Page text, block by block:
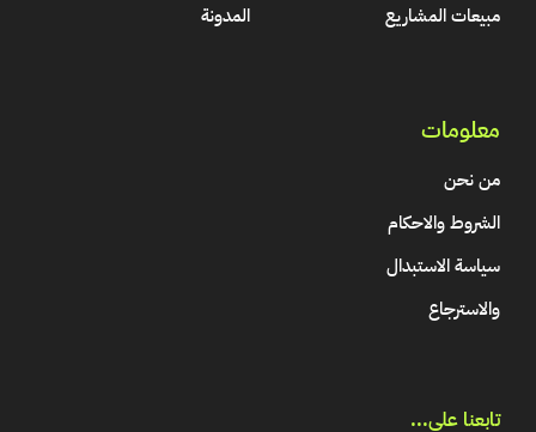
مبيعات المشاريع
المدونة
معلومات
من نحن
الشروط والاحكام
سياسة الاستبدال
والاسترجاع
تابعنا على...​